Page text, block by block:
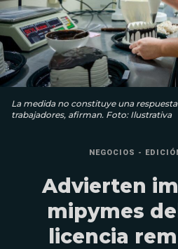
La medida no constituye una respuesta
trabajadores, afirman. Foto: Ilustrativa
NEGOCIOS -
Advierten
mipymes
licencia